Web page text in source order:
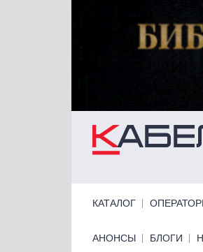
КАТАЛОГ
Primary links bottom
АНОНСЫ БЛОГИ